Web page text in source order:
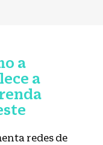
a
a
redes de